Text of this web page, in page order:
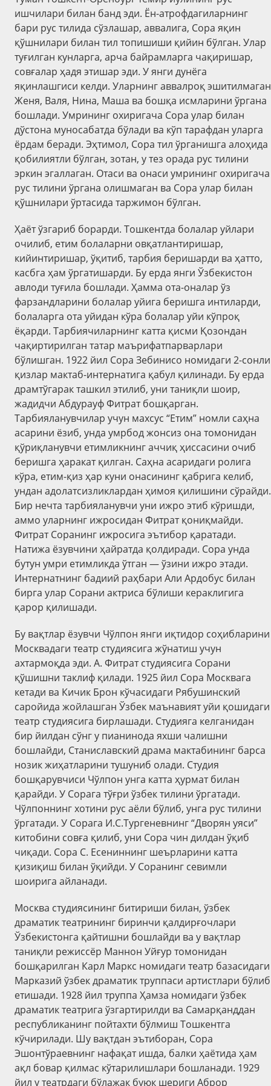
ишчилари билан банд эди. Ён-атрофдагиларнинг
бари рус тилида сўзлашар, аввалига, Сора яқин
қўшнилари билан тил топишиши қийин бўлган. Улар
туғилган кунларга, арча байрамларга чақиришар,
совғалар ҳадя этишар эди. У янги дунёга
яқинлашгиси келди. Уларнинг аввалроқ эшитилмаган
Женя, Валя, Нина, Маша ва бошқа исмларини ўргана
бошлади. Умрининг охиригача Сора улар билан
дўстона муносабатда бўлади ва кўп тарафдан уларга
ёрдам беради. Эҳтимол, Сора тил ўрганишга алоҳида
қобилиятли бўлган, зотан, у тез орада рус тилини
эркин эгаллаган. Отаси ва онаси умрининг охиригача
рус тилини ўргана олишмаган ва Сора улар билан
қўшнилари ўртасида таржимон бўлган.
Ҳаёт ўзгариб борарди. Тошкентда болалар уйлари
очилиб, етим болаларни овқатлантиришар,
кийинтиришар, ўқитиб, тарбия беришарди ва ҳатто,
касбга ҳам ўргатишарди. Бу ерда янги Ўзбекистон
авлоди туғила бошлади. Ҳамма ота-оналар ўз
фарзандларини болалар уйига беришга интиларди,
болаларга ота уйидан кўра болалар уйи кўпроқ
ёқарди. Тарбиячиларнинг катта қисми Қозондан
чақиртирилган татар маърифатпарварлари
бўлишган. 1922 йил Сора Зебинисо номидаги 2-сонли
қизлар мактаб-интернатига қабул қилинади. Бу ерда
драмтўгарак ташкил этилиб, уни таниқли шоир,
жадидчи Абдурауф Фитрат бошқарган.
Тарбияланувчилар учун махсус “Етим” номли саҳна
асарини ёзиб, унда умрбод жонсиз она томонидан
қўриқланувчи етимликнинг аччиқ ҳиссасини очиб
беришга ҳаракат қилган. Саҳна асаридаги ролига
кўра, етим-қиз ҳар куни онасининг қабрига келиб,
ундан адолатсизликлардан ҳимоя қилишини сўрайди.
Бир нечта тарбияланувчи уни ижро этиб кўришди,
аммо уларнинг ижросидан Фитрат қониқмайди.
Фитрат Соранинг ижросига эътибор қаратади.
Натижа ёзувчини ҳайратда қолдиради. Сора унда
бутун умри етимликда ўтган — ўзини ижро этади.
Интернатнинг бадиий раҳбари Али Ардобус билан
бирга улар Сорани актриса бўлиши кераклигига
қарор қилишади.
Бу вақтлар ёзувчи Чўлпон янги иқтидор соҳибларини
Москвадаги театр студиясига жўнатиш учун
ахтармоқда эди. А. Фитрат студиясига Сорани
қўшишни таклиф қилади. 1925 йил Сора Москвага
кетади ва Кичик Брон кўчасидаги Рябушинский
саройида жойлашган Ўзбек маънавият уйи қошидаги
театр студиясига бирлашади. Студияга келганидан
бир йилдан сўнг у пианинода яхши чалишни
бошлайди, Станиславский драма мактабининг барса
нозик жиҳатларини тушуниб олади. Студия
бошқарувчиси Чўлпон унга катта ҳурмат билан
қарайди. У Сорага тўғри ўзбек тилини ўргатади.
Чўлпоннинг хотини рус аёли бўлиб, унга рус тилини
ўргатади. У Сорага И.С.Тургеневнинг “Дворян уяси”
китобини совға қилиб, уни Сора чин дилдан ўқиб
чиқади. Сора С. Есениннинг шеърларини катта
қизиқиш билан ўқийди. У Соранинг севимли
шоирига айланади.
Москва студиясининг битириши билан, ўзбек
драматик театрининг биринчи қалдирғочлари
Ўзбекистонга қайтишни бошлайди ва у вақтлар
таниқли режиссёр Маннон Уйғур томонидан
бошқарилган Карл Маркс номидаги театр базасидаги
Марказий ўзбек драматик труппаси артистлари бўлиб
етишади. 1928 йил труппа Ҳамза номидаги ўзбек
драматик театрига ўзгартирилди ва Самарқанддан
республиканинг пойтахти бўлмиш Тошкентга
кўчирилади. Шу вақтдан эътиборан, Сора
Эшонтўраевнинг нафақат ишда, балки ҳаётида ҳам
ақл бовар қилмас кўтарилишлари бошланади. 1929
йил у театрдаги бўлажак буюк шериги Аброр